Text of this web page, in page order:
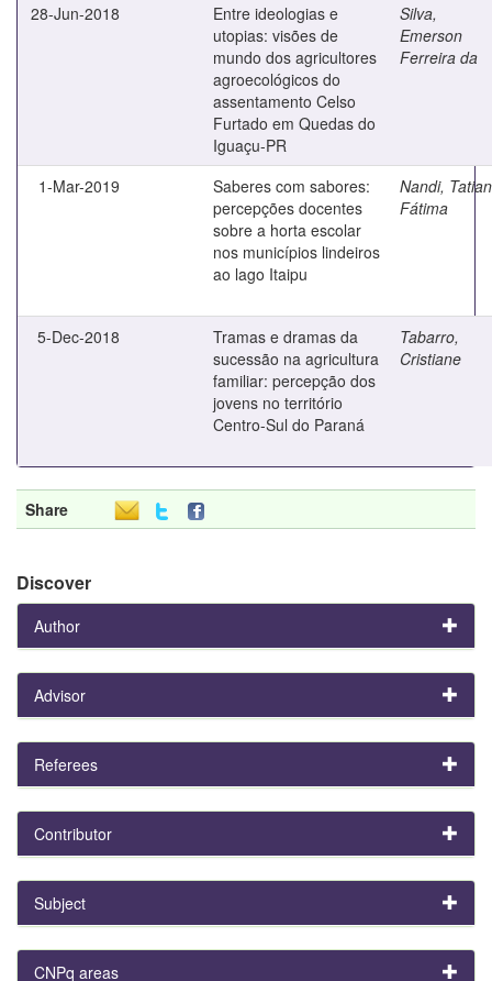
28-Jun-2018
Entre ideologias e
utopias: visões de
mundo dos agricultores
agroecológicos do
assentamento Celso
Furtado em Quedas do
Iguaçu-PR
Silva,
Emerson
Ferreira da
1-Mar-2019
Saberes com sabores:
percepções docentes
sobre a horta escolar
nos municípios lindeiros
ao lago Itaipu
Nandi,
Fátima
5-Dec-2018
Tramas e dramas da
sucessão na agricultura
familiar: percepção dos
jovens no território
Centro-Sul do Paraná
Tabarro,
Cristiane
Share
Discover
Author
Advisor
Referees
Contributor
Subject
CNPq areas